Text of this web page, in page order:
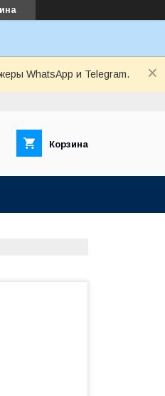
WhatsApp и Telegram.
Корзина